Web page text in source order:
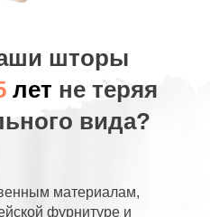
шторы
лет не теряя
вида?
материалам,
фурнитуре и